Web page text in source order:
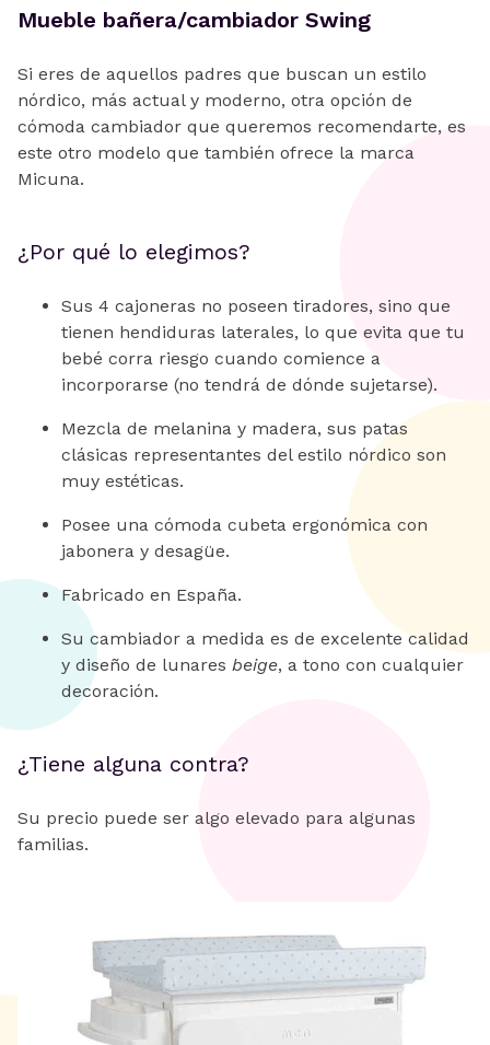
Mueble bañera/cambiador Swing
Si eres de aquellos padres que buscan un estilo
nórdico, más actual y moderno, otra opción de
cómoda cambiador que queremos recomendarte, es
este otro modelo que también ofrece la marca
Micuna.
¿Por qué lo elegimos?
Sus 4 cajoneras no poseen tiradores, sino que
tienen hendiduras laterales, lo que evita que tu
bebé corra riesgo cuando comience a
incorporarse (no tendrá de dónde sujetarse).
Mezcla de melanina y madera, sus patas
clásicas representantes del estilo nórdico son
muy estéticas.
Posee una cómoda cubeta ergonómica con
jabonera y desagüe.
Fabricado en España.
Su cambiador a medida es de excelente calidad
y diseño de lunares beige, a tono con cualquier
decoración.
¿Tiene alguna contra?
Su precio puede ser algo elevado para algunas
familias.